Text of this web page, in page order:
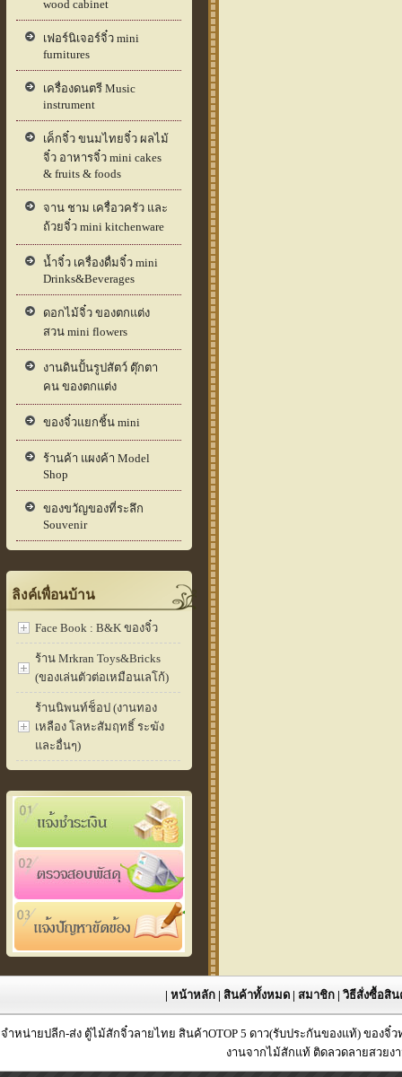
wood cabinet
เฟอร์นิเจอร์จิ๋ว mini
furnitures
เครื่องดนตรี Music
instrument
เค็กจิ๋ว ขนมไทยจิ๋ว ผลไม้
จิ๋ว อาหารจิ๋ว mini cakes
& fruits & foods
จาน ชาม เครื่อวครัว และ
ถ้วยจิ๋ว mini kitchenware
น้ำจิ๋ว เครื่องดื่มจิ๋ว mini
Drinks&Beverages
ดอกไม้จิ๋ว ของตกแต่ง
สวน mini flowers
งานดินปั้นรูปสัตว์ ตุ๊กตา
คน ของตกแต่ง
ของจิ๋วแยกชิ้น mini
ร้านค้า แผงค้า Model
Shop
ของขวัญของที่ระลึก
Souvenir
ลิงค์เพื่อนบ้าน
Face Book : B&K ของจิ๋ว
ร้าน Mrkran Toys&Bricks
(ของเล่นตัวต่อเหมือนเลโก้)
ร้านนิพนท์ช็อป (งานทอง
เหลือง โลหะสัมฤทธิ์ ระฆัง
และอื่นๆ)
|หน้าหลัก |สินค้าทั้งหมด |สมาชิก |วิธีสั่งซื้อสิ
จำหน่ายปลีก-ส่ง ตู้ไม้สักจิ๋วลายไทย สินค้าOTOP 5 ดาว(รับประกันของแท้) ของ
งานจากไม้สักแท้ ติดลวดลายสวยง